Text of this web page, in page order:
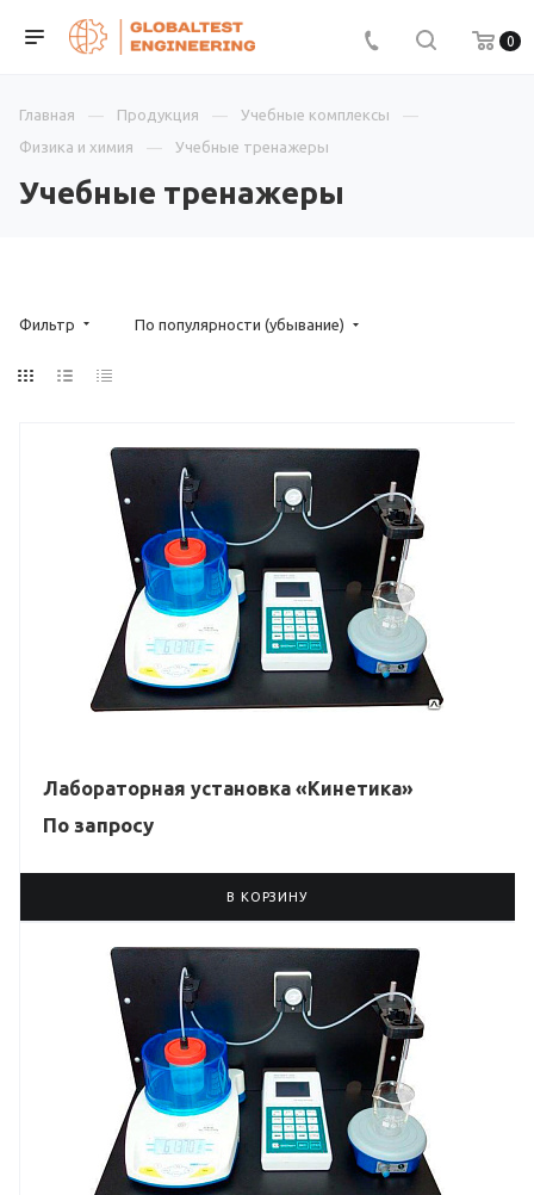
0
Главная Продукция
Учебные комплексы
Физика и химия
Учебные тренажеры
Учебные тренажеры
Фильтр По популярности (убывание)
Лабораторная установка «Кинетика»
По запросу
В КОРЗИНУ